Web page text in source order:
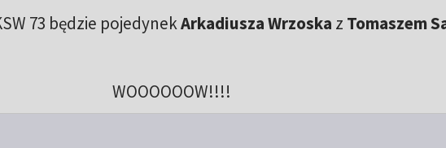
73 będzie pojedynekArkadiusza Wrzoska z Tomaszem
WOOOOOOW!!!!